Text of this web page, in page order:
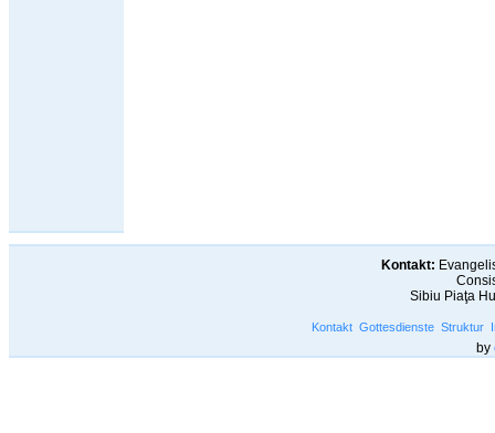
Kontakt:
Sibiu Piaţa
Kontakt Gottesdienste Struktur
by